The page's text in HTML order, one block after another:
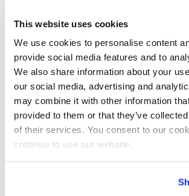
This website uses cookies
We use cookies to personalise content
provide social media features and to
We also share information about your
our social media, advertising and
may combine it with other information
provided to them or that they’ve
of their services. You consent to our
continue to use our website.
После того как наши специалисты
тщательный анализ всего технологического
Результаты этого исследования легли в
исследованиякомпании BMA, в котором
конкретные меры по значительному
эффективности работы завода и
исследование является отправной точкой для
запланированной технологической
Переоборудование завода Canal Sugar
амбициозным требованиям крупнейшего в